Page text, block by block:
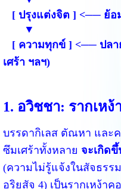
[ ปรุงแต่งจิต ] <── ย้อ
▼
[ ความทุกข์ ] <── ปลา
เศร้า ฯลฯ)
1. อวิชชา: รากเห
บรรดากิเลส ตัณหา และ
ซึมเศร้าทั้งหลาย จะเกิดขึ้
(ความไม่รู้แจ้งในสัจธรร
อริยสัจ 4) เป็นรากเหง้า